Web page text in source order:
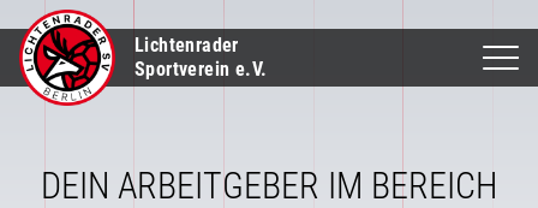
Lichtenrader
Sportverein e.V.
DEIN ARBEITGEBER IM BEREICH